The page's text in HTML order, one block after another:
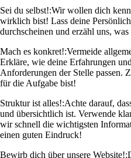
Sei du selbst!:Wir wollen dich
wirklich bist! Lass deine
durchscheinen und erzähl uns,
Mach es konkret!:Vermeide
Erkläre, wie deine Erfahrungen
Anforderungen der Stelle passen.
für die Aufgabe bist!
Struktur ist alles!:Achte darauf,
und übersichtlich ist. Verwende
wir schnell die wichtigsten
einen guten Eindruck!
Bewirb dich über unsere Website!: